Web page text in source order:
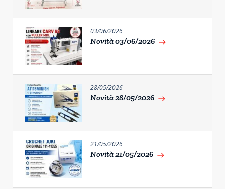
03/06/2026
Novità 03/06/2026 east
28/05/2026
Novità 28/05/2026 east
21/05/2026
Novità 21/05/2026 east